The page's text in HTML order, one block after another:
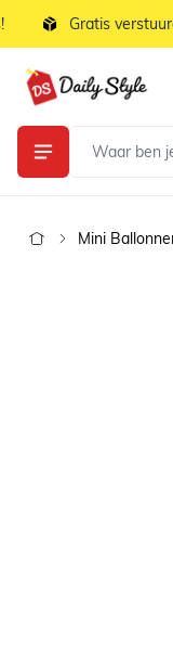
Ga naar de inhoud
Gratis
Mini